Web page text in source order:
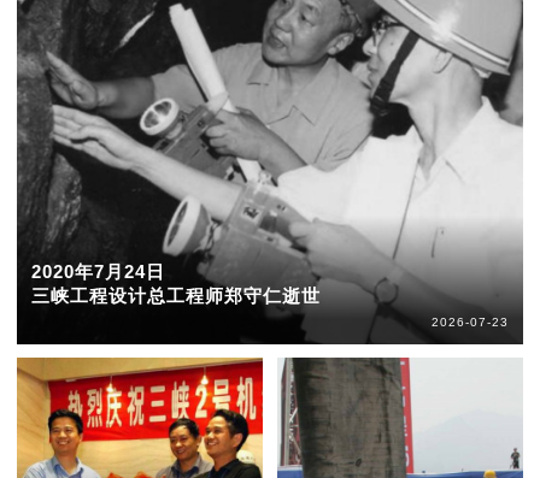
2020年7月24日
三峡工程设计总工程师郑守仁逝世
2026-07-23